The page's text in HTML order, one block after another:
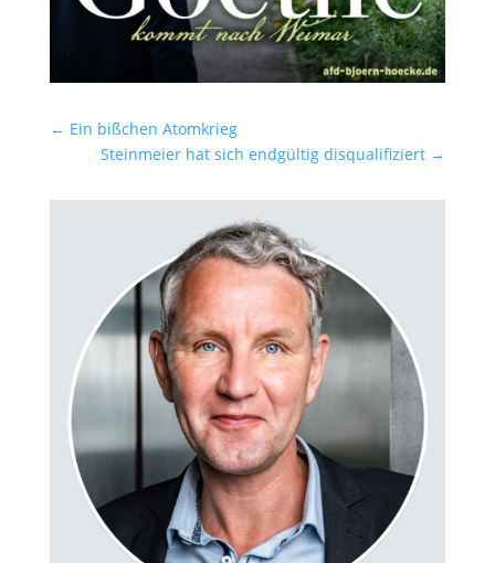
← Ein bißchen Atomkrieg
Steinmeier hat sich endgültig disqualifiziert →